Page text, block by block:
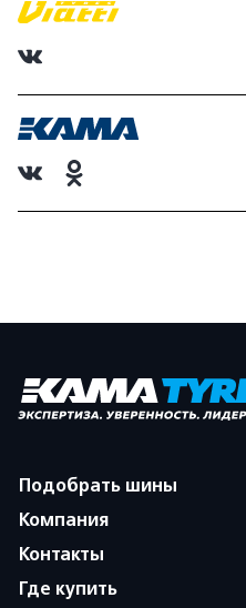
Подобрать шины
Компания
Контакты
Где купить